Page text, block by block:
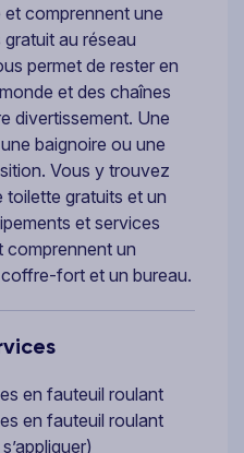
comprennent une
au réseau
permet de rester en
et des chaînes
divertissement. Une
baignoire ou une
Vous y trouvez
toilette gratuits et un
et services
comprennent un
fort et un bureau.
en fauteuil roulant
en fauteuil roulant